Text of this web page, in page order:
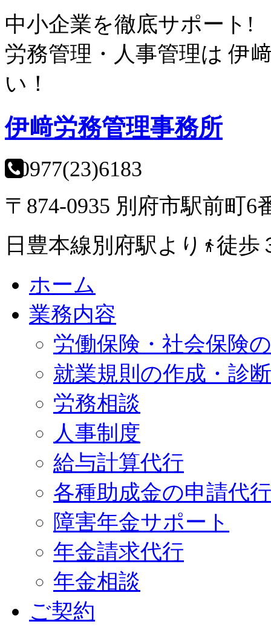
中小企業を徹底サポート!
労務管理・人事管理は伊
い！
伊﨑労務管理事務所
0977(23)6183
〒874-0935 別府市駅前町6
日豊本線別府駅より
 徒歩
ホーム
業務内容
労働保険・社会保険
就業規則の作成・診断
労務相談
人事制度
給与計算代行
各種助成金の申請代行
障害年金サポート
年金請求代行
年金相談
ご契約